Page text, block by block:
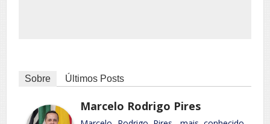
Sobre Últimos Posts
Marcelo Rodrigo Pires